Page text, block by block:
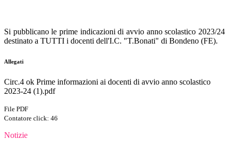
Si pubblicano le prime indicazioni di avvio anno scolastico 2023/24
destinato a TUTTI i docenti dell'I.C. "T.Bonati" di Bondeno (FE).
Allegati
Circ.4 ok Prime informazioni ai docenti di avvio anno scolastico
2023-24 (1).pdf
File PDF
Contatore click: 46
Notizie